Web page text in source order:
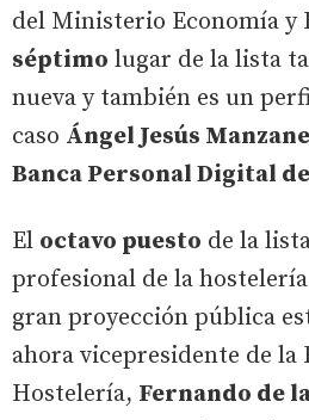
del Ministerio Economía y
séptimo lugar de la lista
nueva y también es un
caso Ángel Jesús
Banca Personal Digital
El octavo puesto de la
profesional de la
gran proyección pública
ahora vicepresidente de la
Hostelería, Fernando de